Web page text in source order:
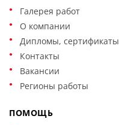
Галерея работ
О компании
Дипломы, сертификаты
Контакты
Вакансии
Регионы работы
ПОМОЩЬ